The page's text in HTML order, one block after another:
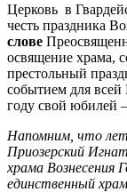
Церковь в
честь праздника
слове
освящение храма,
престольный
событием для
году свой юбилей
Напомним, что
Приозерский
храма Вознесения
единственный